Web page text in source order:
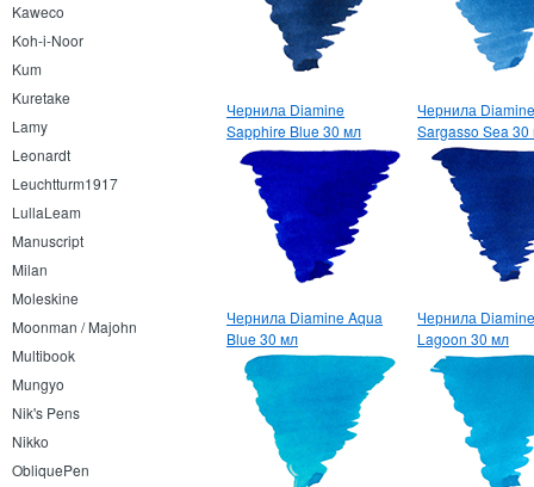
Kaweco
Koh-i-Noor
Kum
Kuretake
Lamy
Leonardt
Leuchtturm1917
LullaLeam
Manuscript
Milan
Moleskine
Moonman / Majohn
Multibook
Mungyo
Nik's Pens
Nikko
ObliquePen
Чернила Diamine
Sapphire Blue 30 мл
Чернила Diamine
Sargasso Sea 30
Чернила Diamine Aqua
Blue 30 мл
Чернила
Lagoon 30 мл